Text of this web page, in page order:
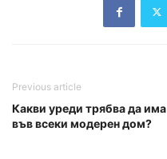
Previous article
Какви уреди трябва да има
във всеки модерен дом?